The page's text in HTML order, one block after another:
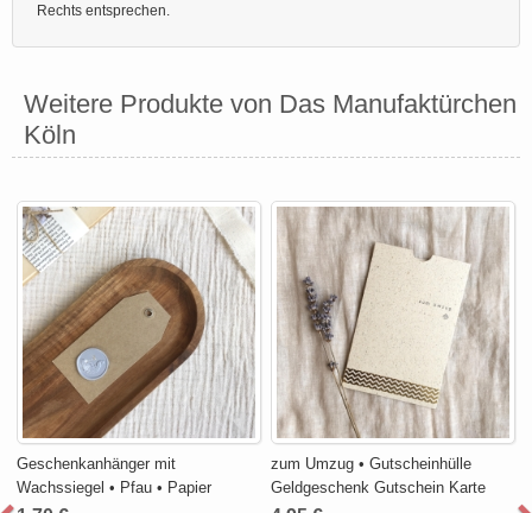
Rechts entsprechen.
Weitere Produkte von Das Manufaktürchen
Köln
Geschenkanhänger mit
Wachssiegel • Pfau • Papier
zum Umzug • Gutscheinhülle
Geldgeschenk Gutschein Karte